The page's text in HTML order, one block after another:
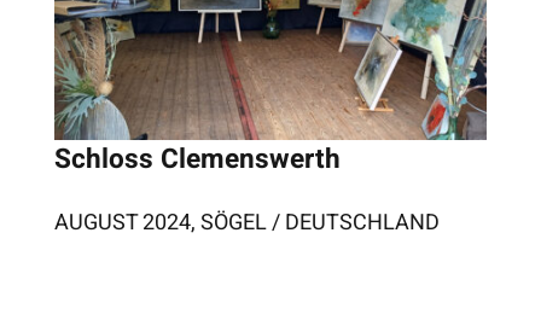
Schloss Clemenswerth
AUGUST 2024, SÖGEL / DEUTSCHLAND